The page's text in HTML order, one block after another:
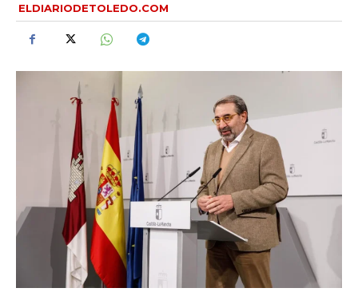
ELDIARIODETOLEDO.COM